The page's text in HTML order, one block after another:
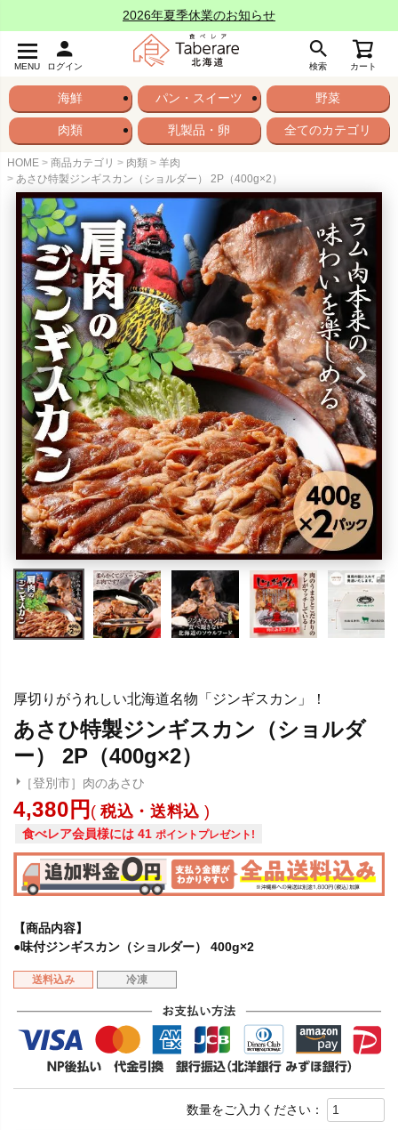
2026年夏季休業のお知らせ
MENU ログイン 検索 カート
海鮮 パン・スイーツ 野菜
肉類 乳製品・卵 全てのカテゴリ
HOME 商品カテゴリ 肉類
羊肉
あさひ特製ジンギスカン（ショルダー） 2P（400g×2）
厚切りがうれしい北海道名物「ジンギスカン」！
あさひ特製ジンギスカン（ショルダ
ー） 2P（400g×2）
［登別市］肉のあさひ
4,380 税込・送料込
食べレア会員様には 41 ポイントプレゼント!
【商品内容】
●味付ジンギスカン（ショルダー） 400g×2
送料込み 冷凍